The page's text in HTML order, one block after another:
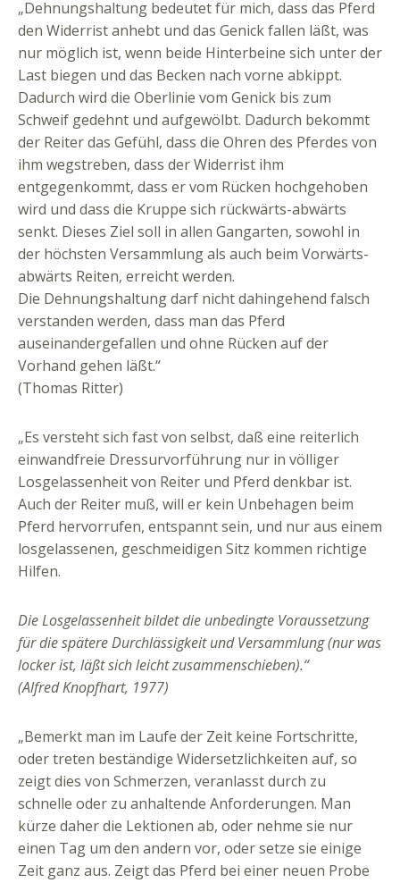
„Dehnungshaltung bedeutet für mich, dass das Pferd
den Widerrist anhebt und das Genick fallen läßt, was
nur möglich ist, wenn beide Hinterbeine sich unter der
Last biegen und das Becken nach vorne abkippt.
Dadurch wird die Oberlinie vom Genick bis zum
Schweif gedehnt und aufgewölbt. Dadurch bekommt
der Reiter das Gefühl, dass die Ohren des Pferdes von
ihm wegstreben, dass der Widerrist ihm
entgegenkommt, dass er vom Rücken hochgehoben
wird und dass die Kruppe sich rückwärts-abwärts
senkt. Dieses Ziel soll in allen Gangarten, sowohl in
der höchsten Versammlung als auch beim Vorwärts-
abwärts Reiten, erreicht werden.
Die Dehnungshaltung darf nicht dahingehend falsch
verstanden werden, dass man das Pferd
auseinandergefallen und ohne Rücken auf der
Vorhand gehen läßt.“
(Thomas Ritter)
„Es versteht sich fast von selbst, daß eine reiterlich
einwandfreie Dressurvorführung nur in völliger
Losgelassenheit von Reiter und Pferd denkbar ist.
Auch der Reiter muß, will er kein Unbehagen beim
Pferd hervorrufen, entspannt sein, und nur aus einem
losgelassenen, geschmeidigen Sitz kommen richtige
Hilfen.
Die Losgelassenheit bildet die unbedingte Voraussetzung
für die spätere Durchlässigkeit und Versammlung (nur was
locker ist, läßt sich leicht zusammenschieben).“
(Alfred Knopfhart, 1977)
„Bemerkt man im Laufe der Zeit keine Fortschritte,
oder treten beständige Widersetzlichkeiten auf, so
zeigt dies von Schmerzen, veranlasst durch zu
schnelle oder zu anhaltende Anforderungen. Man
kürze daher die Lektionen ab, oder nehme sie nur
einen Tag um den andern vor, oder setze sie einige
Zeit ganz aus. Zeigt das Pferd bei einer neuen Probe